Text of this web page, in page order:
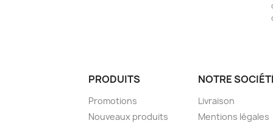
PRODUITS
Promotions
Nouveaux produits
NOTRE
Livraison
Mentions légales